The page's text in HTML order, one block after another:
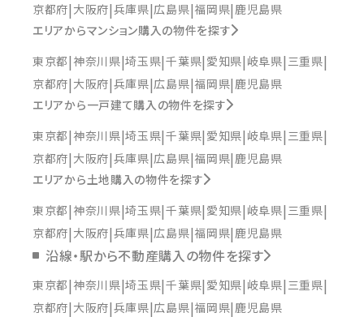
京都府 大阪府 兵庫県 広島県 福岡県 鹿児島県
エリアからマンション購入の物件を探す
東京都 神奈川県 埼玉県 千葉県 愛知県 岐阜県 三重県
京都府 大阪府 兵庫県 広島県 福岡県 鹿児島県
エリアから一戸建て購入の物件を探す
東京都 神奈川県 埼玉県 千葉県 愛知県 岐阜県 三重県
京都府 大阪府 兵庫県 広島県 福岡県 鹿児島県
エリアから土地購入の物件を探す
東京都 神奈川県 埼玉県 千葉県 愛知県 岐阜県 三重県
京都府 大阪府 兵庫県 広島県 福岡県 鹿児島県
沿線・駅から不動産購入の物件を探す
東京都 神奈川県 埼玉県 千葉県 愛知県 岐阜県 三重県
京都府 大阪府 兵庫県 広島県 福岡県 鹿児島県